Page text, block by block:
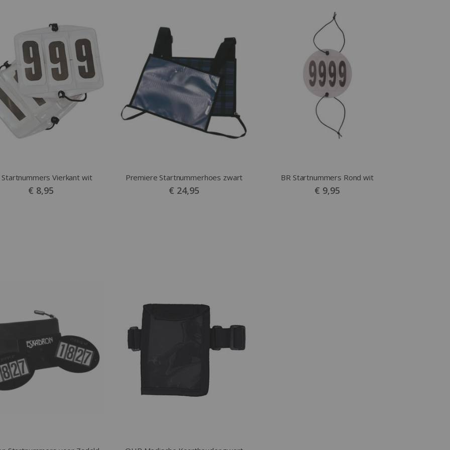
Startnummers Vierkant wit
€ 8,95
Premiere Startnummerhoes zwart
€ 24,95
BR Startnummers Rond wit
€ 9,95